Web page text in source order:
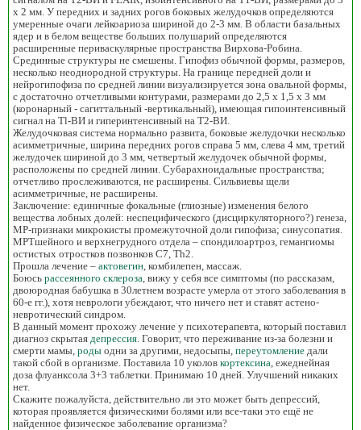
х 2 мм. У передних и задних рогов боковых желудочков определяются
умеренные очаги лейкоариоза шириной до 2-3 мм. В области базальных
ядер и в белом веществе больших полушарий определяются
расширенные периваскулярные пространства Вирхова-Робина.
Срединные структуры не смешены. Гипофиз обычной формы, размеров,
несколько неоднородной структуры. На границе передней доли и
нейрогипофиза по средней линии визуализируется зона овальной формы,
с достаточно отчетливыми контурами, размерами до 2,5 х 1,5 х 3 мм
(коронарный - сагиттальный -вертикальный), имеющая гипоинтенсивный
сигнал на Tl-ВИ и гиперинтенсивный на Т2-ВИ.
Желудочковая система нормально развита, боковые желудочки несколько
асимметричные, ширина передних рогов справа 5 мм, слева 4 мм, третий
желудочек шириной до 3 мм, четвертый желудочек обычной формы,
расположены по средней линии. Субарахноидальные пространства;
отчетливо прослеживаются, не расширены. Сильвиевы щели
асимметричные, не расширены.
Заключение: единичные фокальные (глиозные) изменения белого
вещества лобных долей: неспецифического (дисциркуляторного?) генеза,
МР-признаки микрокисты промежуточной доли гипофиза; синусопатия.
МРТшейного и верхнегрудного отдела – спондилоартроз, гемангиомы
остистых отростков позвонков С7, Th2.
Прошла лечение – актовегин , комбилепен, массаж.
Боюсь рассеянного склероза , вижу у себя все симптомы (по рассказам,
двоюродная бабушка в 30летнем возрасте умерла от этого заболевания в
60-е гг.), хотя неврологи убеждают, что ничего нет и ставят астено-
невротический синдром.
В данный момент прохожу лечение у психотерапевта, который поставил
диагноз скрытая депрессия . Говорит, что переживание из-за болезни и
смерти мамы, роды одни за другими, недосыпы, переутомление дали
такой сбой в организме. Поставила 10 уколов кортексина , ежеднейная
доза флуанксола 3+3 таблетки. Принимаю 10 дней. Улучшений никаких
нет.
Скажите пожалуйста, действительно ли это может быть депрессий,
которая проявляется физическими болями или все-таки это ещё не
найденное физическое заболевание организма?